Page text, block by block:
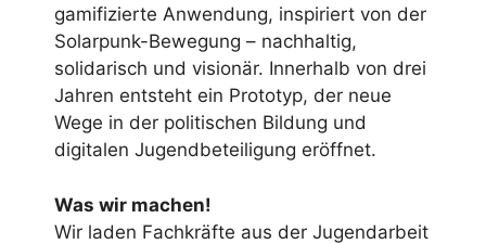
gamifizierte Anwendung, inspiriert von der
Solarpunk-Bewegung – nachhaltig,
solidarisch und visionär. Innerhalb von drei
Jahren entsteht ein Prototyp, der neue
Wege in der politischen Bildung und
digitalen Jugendbeteiligung eröffnet.
Was wir machen!
Wir laden Fachkräfte aus der Jugendarbeit